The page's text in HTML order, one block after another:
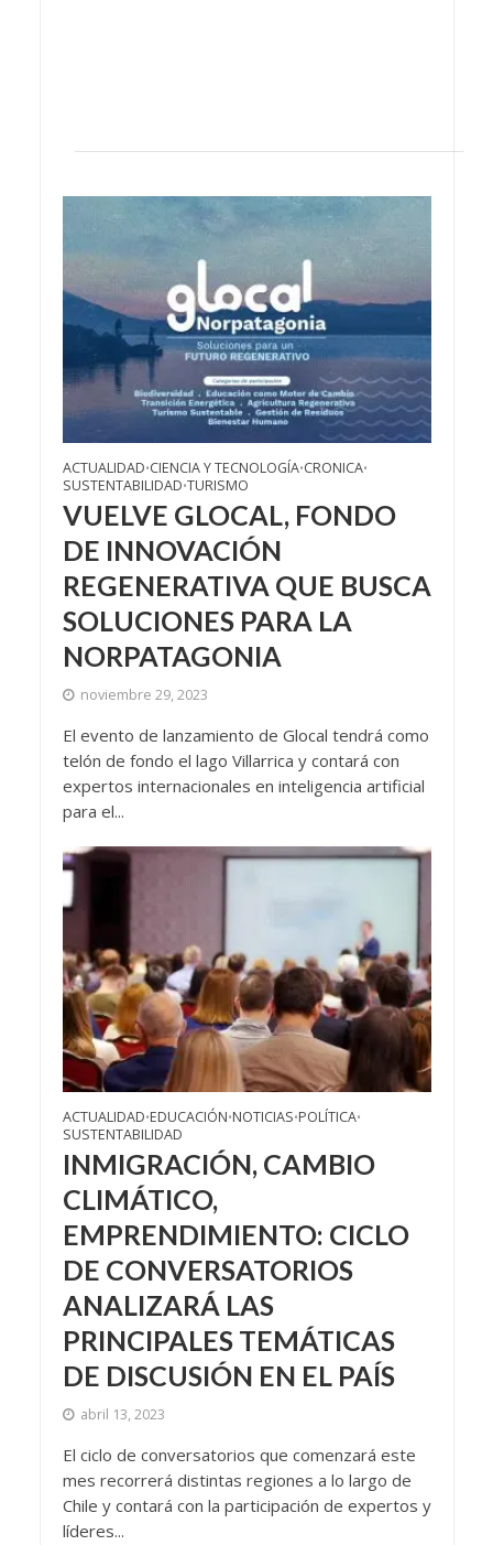
ACTUALIDAD•CIENCIA Y TECNOLOGÍA•CRONICA•
SUSTENTABILIDAD•TURISMO
VUELVE GLOCAL, FONDO
DE INNOVACIÓN
REGENERATIVA QUE BUSCA
SOLUCIONES PARA LA
NORPATAGONIA
noviembre 29, 2023
El evento de lanzamiento de Glocal tendrá como
telón de fondo el lago Villarrica y contará con
expertos internacionales en inteligencia artificial
para el...
ACTUALIDAD•EDUCACIÓN•NOTICIAS•POLÍTICA•
SUSTENTABILIDAD
INMIGRACIÓN, CAMBIO
CLIMÁTICO,
EMPRENDIMIENTO: CICLO
DE CONVERSATORIOS
ANALIZARÁ LAS
PRINCIPALES TEMÁTICAS
DE DISCUSIÓN EN EL PAÍS
abril 13, 2023
El ciclo de conversatorios que comenzará este
mes recorrerá distintas regiones a lo largo de
Chile y contará con la participación de expertos y
líderes...